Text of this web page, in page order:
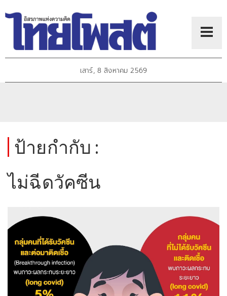
เสาร์, 8 สิงหาคม 2569
ป้ายกำกับ :
ไม่ฉีดวัคซีน